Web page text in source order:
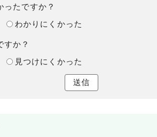
ったですか？
わかりにくかった
すか？
見つけにくかった
送信